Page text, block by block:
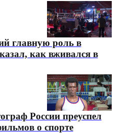
главную роль в
как вживался в
России преуспел
о спорте